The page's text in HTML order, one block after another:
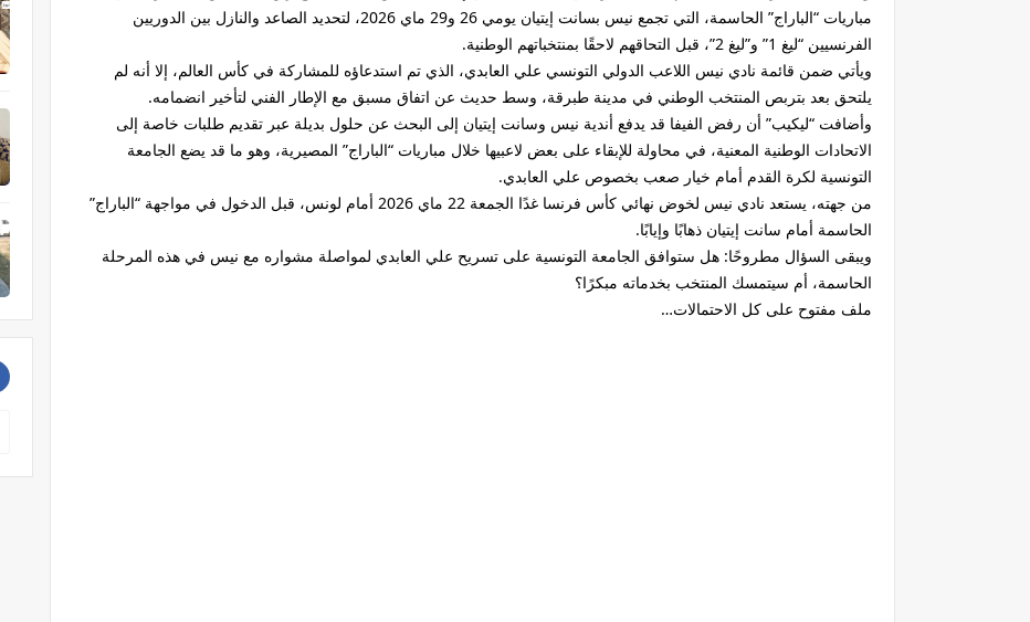
مباريات “الباراج” الحاسمة، التي تجمع نيس بسانت إيتيان يومي 26 و29 ماي 2026، لتحديد الصاعد والنازل بين الدوريين
الفرنسيين “ليغ 1” و”ليغ 2”، قبل التحاقهم لاحقًا بمنتخباتهم الوطنية.
ويأتي ضمن قائمة نادي نيس اللاعب الدولي التونسي علي العابدي، الذي تم استدعاؤه للمشاركة في كأس العالم، إلا أنه لم
يلتحق بعد بتربص المنتخب الوطني في مدينة طبرقة، وسط حديث عن اتفاق مسبق مع الإطار الفني لتأخير انضمامه.
وأضافت “ليكيب” أن رفض الفيفا قد يدفع أندية نيس وسانت إيتيان إلى البحث عن حلول بديلة عبر تقديم طلبات خاصة إلى
الاتحادات الوطنية المعنية، في محاولة للإبقاء على بعض لاعبيها خلال مباريات “الباراج” المصيرية، وهو ما قد يضع الجامعة
التونسية لكرة القدم أمام خيار صعب بخصوص علي العابدي.
من جهته، يستعد نادي نيس لخوض نهائي كأس فرنسا غدًا الجمعة 22 ماي 2026 أمام لونس، قبل الدخول في مواجهة “الباراج”
الحاسمة أمام سانت إيتيان ذهابًا وإيابًا.
ويبقى السؤال مطروحًا: هل ستوافق الجامعة التونسية على تسريح علي العابدي لمواصلة مشواره مع نيس في هذه المرحلة
الحاسمة، أم سيتمسك المنتخب بخدماته مبكرًا؟
ملف مفتوح على كل الاحتمالات…